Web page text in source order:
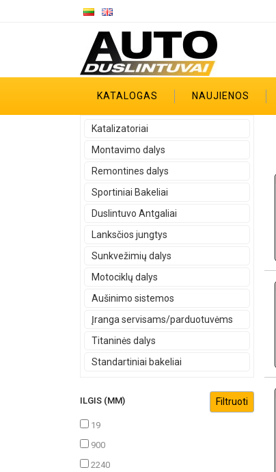
KATALOGAS NAUJIENOS
Katalizatoriai
Montavimo dalys
Remontines dalys
Sportiniai Bakeliai
Duslintuvo Antgaliai
Lanksčios jungtys
Sunkvežimių dalys
Motociklų dalys
Aušinimo sistemos
Įranga servisams/parduotuvėms
Titaninės dalys
Standartiniai bakeliai
ILGIS (MM)
19
900
2240